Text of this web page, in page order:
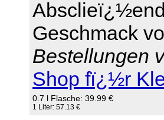
Geschmack
Bestellungen
Shop fï¿½r
0.7 l Flasche: 39.99 €
1 Liter: 57.13 €